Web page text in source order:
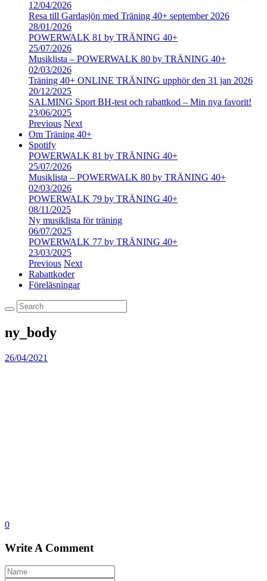
12/04/2026
Resa till Gardasjön med Träning 40+ september 2026
28/01/2026
POWERWALK 81 by TRÄNING 40+
25/07/2026
Musiklista – POWERWALK 80 by TRÄNING 40+
02/03/2026
Träning 40+ ONLINE TRÄNING upphör den 31 jan 2026
20/12/2025
SALMING Sport BH-test och rabattkod – Min nya favorit!
23/06/2025
Previous Next
Om Träning 40+
Spotify
POWERWALK 81 by TRÄNING 40+
25/07/2026
Musiklista – POWERWALK 80 by TRÄNING 40+
02/03/2026
POWERWALK 79 by TRÄNING 40+
08/11/2025
Ny musiklista för träning
06/07/2025
POWERWALK 77 by TRÄNING 40+
23/03/2025
Previous Next
Rabattkoder
Föreläsningar
ny_body
26/04/2021
0
Write A Comment